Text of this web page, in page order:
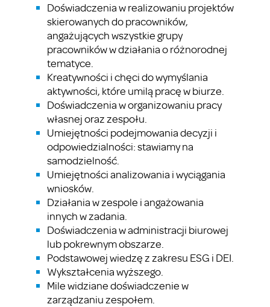
Doświadczenia w realizowaniu projektów
skierowanych do pracowników,
angażujących wszystkie grupy
pracowników w działania o różnorodnej
tematyce.
Kreatywności i chęci do wymyślania
aktywności, które umilą pracę w biurze.
Doświadczenia w organizowaniu pracy
własnej oraz zespołu.
Umiejętności podejmowania decyzji i
odpowiedzialności: stawiamy na
samodzielność.
Umiejętności analizowania i wyciągania
wniosków.
Działania w zespole i angażowania
innych w zadania.
Doświadczenia w administracji biurowej
lub pokrewnym obszarze.
Podstawowej wiedzę z zakresu ESG i DEI.
Wykształcenia wyższego.
Mile widziane doświadczenie w
zarządzaniu zespołem.